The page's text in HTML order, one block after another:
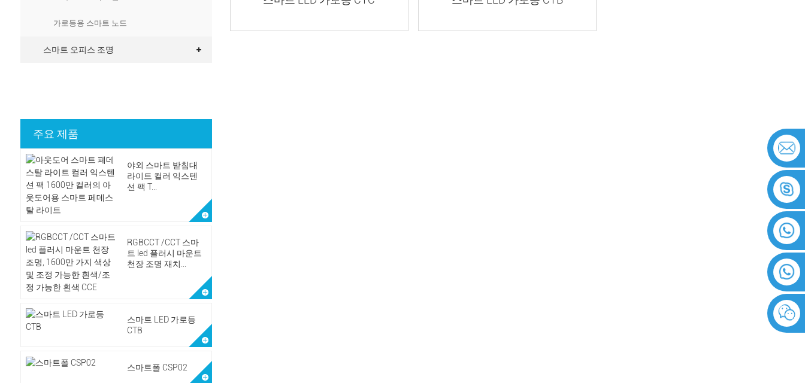
가로등용 스마트 노드
스마트 오피스 조명
주요 제품
야외 스마트 받침대
라이트 컬러 익스텐
션 팩 T...
RGBCCT /CCT 스마
트 led 플러시 마운트
천장 조명 재치...
스마트 LED 가로등
CTB
스마트폴 CSP02